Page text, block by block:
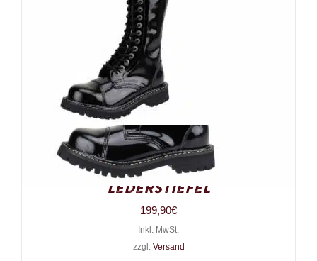
Angry Itch 20-Loch Gothic
Punk Army Ranger Lack-
Lederstiefel
199,90€
Inkl. MwSt.
zzgl. Versand